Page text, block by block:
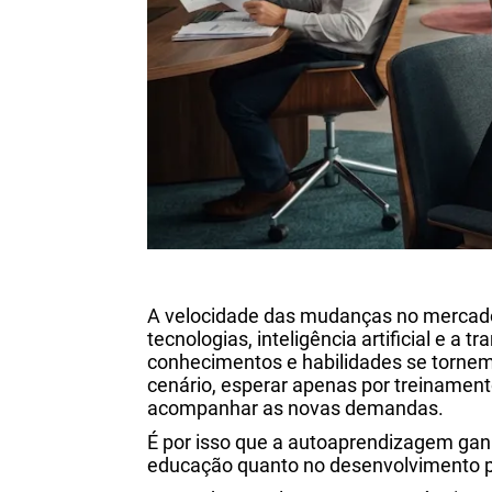
A velocidade das mudanças no
tecnologias, inteligência artificial e a
conhecimentos e habilidades se
cenário, esperar apenas por
acompanhar as novas demandas.
É por isso que a autoaprendizagem
educação quanto no desenvolvimento